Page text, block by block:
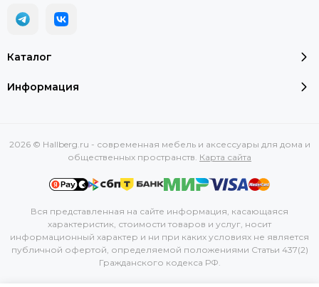
Каталог
Информация
2026 © Hallberg.ru - современная мебель и аксессуары для дома и
общественных пространств. Карта сайта
Вся представленная на сайте информация, касающаяся
характеристик, стоимости товаров и услуг, носит
информационный характер и ни при каких условиях не является
публичной офертой, определяемой положениями Статьи 437(2)
Гражданского кодекса РФ.